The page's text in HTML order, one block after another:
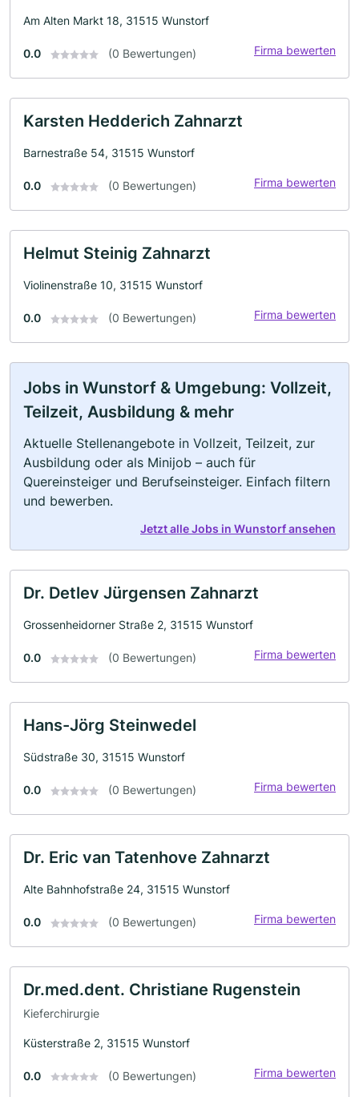
Am Alten Markt 18, 31515 Wunstorf
0.0 (0 Bewertungen) Firma bewerten
Karsten Hedderich Zahnarzt
Barnestraße 54, 31515 Wunstorf
0.0 (0 Bewertungen) Firma bewerten
Helmut Steinig Zahnarzt
Violinenstraße 10, 31515 Wunstorf
0.0 (0 Bewertungen) Firma bewerten
Jobs in Wunstorf & Umgebung: Vollzeit,
Teilzeit, Ausbildung & mehr
Aktuelle Stellenangebote in Vollzeit, Teilzeit, zur
Ausbildung oder als Minijob – auch für
Quereinsteiger und Berufseinsteiger. Einfach filtern
und bewerben.
Jetzt alle Jobs in Wunstorf ansehen
Dr. Detlev Jürgensen Zahnarzt
Grossenheidorner Straße 2, 31515 Wunstorf
0.0 (0 Bewertungen) Firma bewerten
Hans-Jörg Steinwedel
Südstraße 30, 31515 Wunstorf
0.0 (0 Bewertungen) Firma bewerten
Dr. Eric van Tatenhove Zahnarzt
Alte Bahnhofstraße 24, 31515 Wunstorf
0.0 (0 Bewertungen) Firma bewerten
Dr.med.dent. Christiane Rugenstein
Kieferchirurgie
Küsterstraße 2, 31515 Wunstorf
0.0 (0 Bewertungen) Firma bewerten